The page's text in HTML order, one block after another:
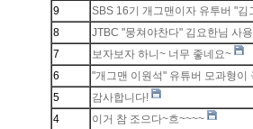
9
SBS 16기 개그맨이자 유투버 "김
8
JTBC "뭉쳐야찬다" 김요한님 사
7
보자보자 하니~ 너무 좋네요~
6
"개그맨 이원석" 유튜버 모과형이
5
감사합니다!
4
이거 참 조으다~흐~~~~